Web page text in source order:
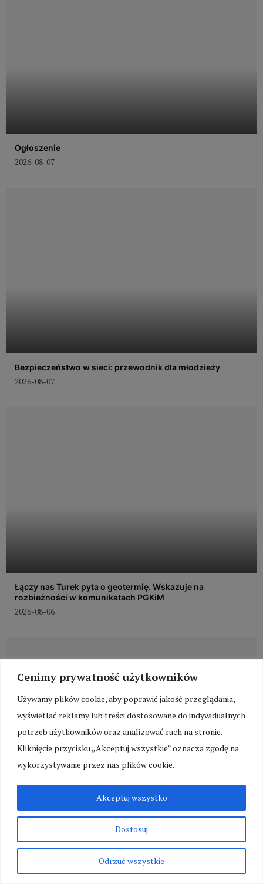
Cenimy prywatność użytkowników
Używamy plików cookie, aby poprawić jakość przeglądania,
wyświetlać reklamy lub treści dostosowane do indywidualnych
potrzeb użytkowników oraz analizować ruch na stronie.
Kliknięcie przycisku „Akceptuj wszystkie” oznacza zgodę na
wykorzystywanie przez nas plików cookie.
Dostosuj
Odrzuć wszystkie
Akceptuj wszystko
Ogłoszenie
2026-08-07
Bezpieczeństwo w sieci: przewodnik dla młodzieży
2026-08-07
Łączy nas Turek pyta o geotermię. Wskazuje na
rozbieżności w komunikatach PGKiM
2026-08-06
Czy warto zrobić kurs kucharza po trzydziestce? Oto jak
szybko zdobyć potrzebną wiedzę!
2026-08-06
REKLAMA